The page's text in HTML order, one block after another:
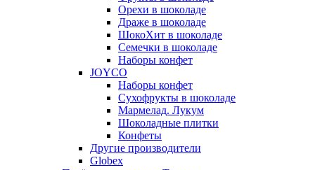
Орехи в шоколаде
Драже в шоколаде
ШокоХит в шоколаде
Семечки в шоколаде
Наборы конфет
JOYCO
Наборы конфет
Сухофрукты в шоколаде
Мармелад. Лукум
Шоколадные плитки
Конфеты
Другие производители
Globex